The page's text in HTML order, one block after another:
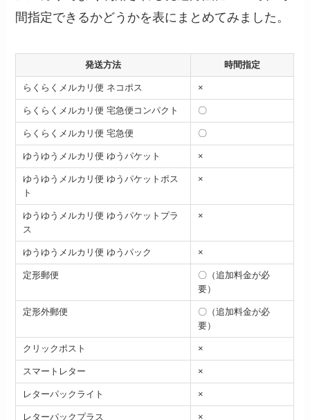
間指定できるかどうかを表にまとめてみました。
発送方法 時間指定
らくらくメルカリ便 ネコポス ×
らくらくメルカリ便 宅急便コンパクト 〇
らくらくメルカリ便 宅急便 〇
ゆうゆうメルカリ便 ゆうパケット ×
ゆうゆうメルカリ便 ゆうパケットポス
ト
×
ゆうゆうメルカリ便 ゆうパケットプラ
ス
×
ゆうゆうメルカリ便 ゆうパック ×
定形郵便
〇（追加料金が必
要）
定形外郵便
〇（追加料金が必
要）
クリックポスト ×
スマートレター ×
レターパックライト ×
レターパックプラス ×